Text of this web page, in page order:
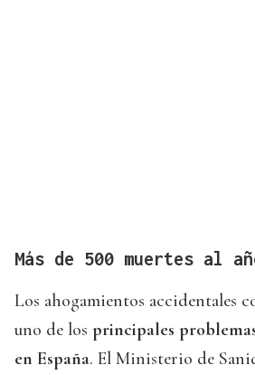
Más de 500 muertes al
Los ahogamientos accidentales
uno de los principales
en España. El Ministerio de